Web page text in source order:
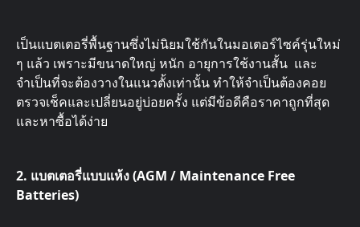
เป็นแบตเตอรี่พื้นฐานซึ่งไม่นิยมใช้กันในมอเตอร์ไซค์รุ่นใหม่
ๆ แล้ว เพราะมีขนาดใหญ่ หนัก อายุการใช้งานสั้น และ
จำเป็นที่จะต้องวางในแนวตั้งเท่านั้น ทำให้จำเป็นต้องคอย
ตรวจเช็คและเปลี่ยนอยู่บ่อยครั้ง แต่มีข้อดีคือราคาถูกที่สุด
และหาซื้อได้ง่าย
2. แบตเตอรี่แบบแห้ง (AGM / Maintenance Free
Batteries)